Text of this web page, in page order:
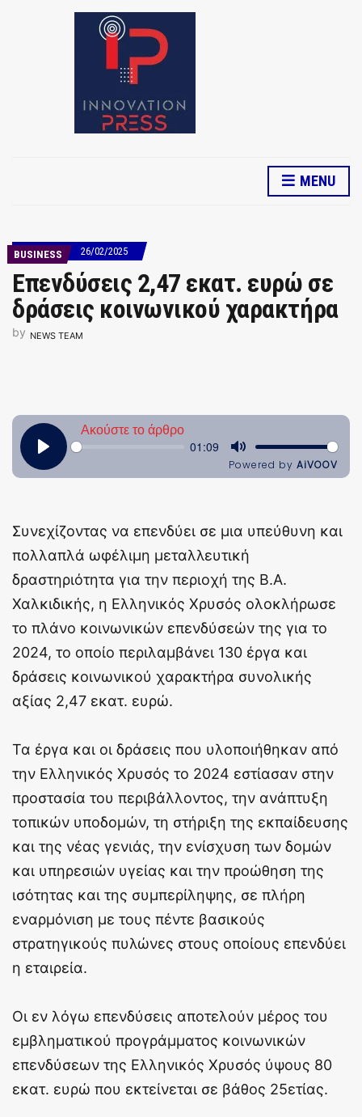
MENU
BUSINESS 26/02/2025
Επενδύσεις 2,47 εκατ. ευρώ σε
δράσεις κοινωνικού χαρακτήρα
by NEWS TEAM
Συνεχίζοντας να επενδύει σε μια υπεύθυνη και
πολλαπλά ωφέλιμη μεταλλευτική
δραστηριότητα για την περιοχή της Β.Α.
Χαλκιδικής, η Ελληνικός Χρυσός ολοκλήρωσε
το πλάνο κοινωνικών επενδύσεών της για το
2024, το οποίο περιλαμβάνει 130 έργα και
δράσεις κοινωνικού χαρακτήρα συνολικής
αξίας 2,47 εκατ. ευρώ.
Τα έργα και οι δράσεις που υλοποιήθηκαν από
την Ελληνικός Χρυσός το 2024 εστίασαν στην
προστασία του περιβάλλοντος, την ανάπτυξη
τοπικών υποδομών, τη στήριξη της εκπαίδευσης
και της νέας γενιάς, την ενίσχυση των δομών
και υπηρεσιών υγείας και την προώθηση της
ισότητας και της συμπερίληψης, σε πλήρη
εναρμόνιση με τους πέντε βασικούς
στρατηγικούς πυλώνες στους οποίους επενδύει
η εταιρεία.
Οι εν λόγω επενδύσεις αποτελούν μέρος του
εμβληματικού προγράμματος κοινωνικών
επενδύσεων της Ελληνικός Χρυσός ύψους 80
εκατ. ευρώ που εκτείνεται σε βάθος 25ετίας.